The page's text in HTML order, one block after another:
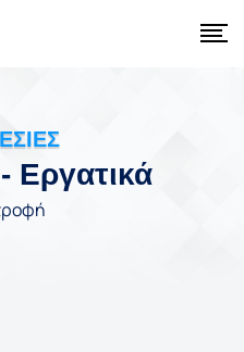
Εργατικά